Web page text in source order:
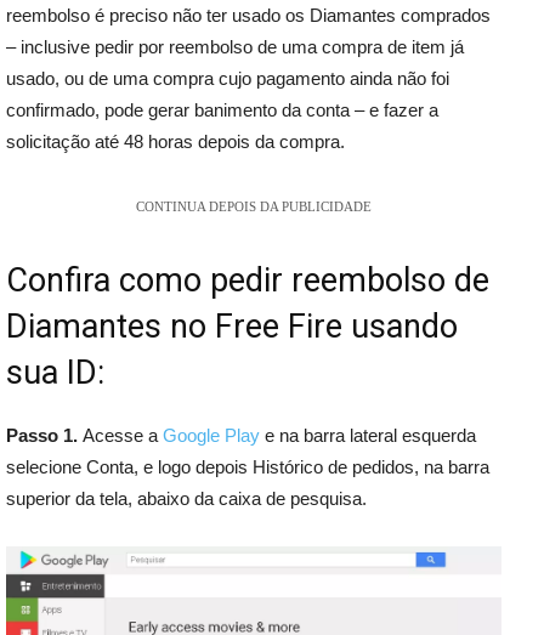
reembolso é preciso não ter usado os Diamantes comprados
– inclusive pedir por reembolso de uma compra de item já
usado, ou de uma compra cujo pagamento ainda não foi
confirmado, pode gerar banimento da conta – e fazer a
solicitação até 48 horas depois da compra.
CONTINUA DEPOIS DA PUBLICIDADE
Confira como pedir reembolso de
Diamantes no Free Fire usando
sua ID:
Passo 1. Acesse a Google Play e na barra lateral esquerda
selecione Conta, e logo depois Histórico de pedidos, na barra
superior da tela, abaixo da caixa de pesquisa.